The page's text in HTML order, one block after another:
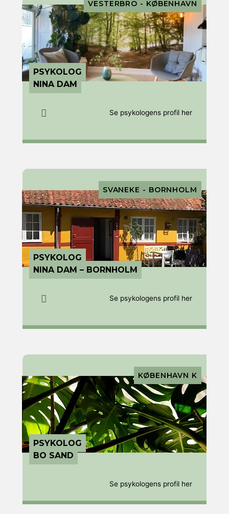
VESTERBRO - KØBENHAVN
PSYKOLOG
NINA DAM
Se psykologens profil her
SVANEKE - BORNHOLM
PSYKOLOG
NINA DAM – BORNHOLM
Se psykologens profil her
KØBENHAVN K
PSYKOLOG
BO SAND
Se psykologens profil her